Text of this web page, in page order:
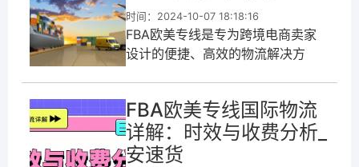
时间：2024-10-07 18:18:16
​FBA欧美专线是专为跨境电商卖家
设计的便捷、高效的物流解决方
与特定渠道的国际专线运输。
FBA，即“由亚马逊履行”，是亚马逊
提供的一种全方位物流服...
FBA欧美专线国际物流
详解：时效与收费分析_
安速货